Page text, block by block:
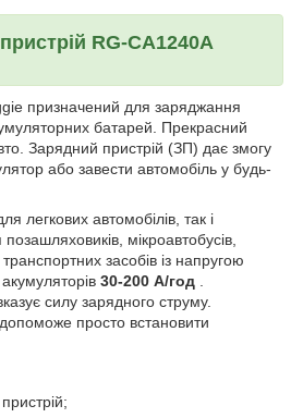
RG-CA1240A
призначений для заряджання
батарей. Прекрасний
Зарядний пристрій (ЗП) дає змогу
або завести автомобіль у будь-
легкових автомобілів, так і
мікроавтобусів,
транспортних засобів із напругою
акумуляторів 30-200 А/год .
силу зарядного струму.
просто встановити